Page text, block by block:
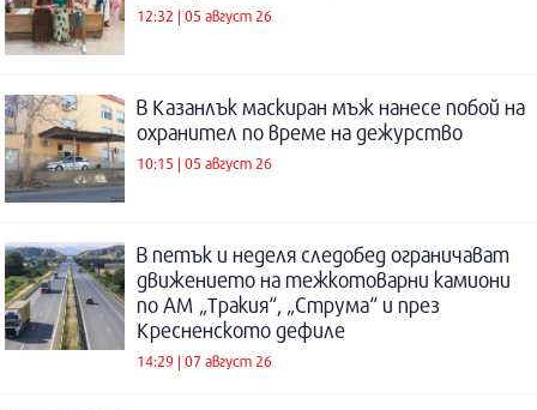
12:32 | 05 август 26
В Казанлък маскиран мъж нанесе побой на
охранител по време на дежурство
10:15 | 05 август 26
В петък и неделя следобед ограничават
движението на тежкотоварни камиони
по АМ „Тракия“, „Струма“ и през
Кресненското дефиле
14:29 | 07 август 26